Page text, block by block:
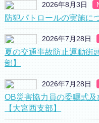
2026年8月3日
防犯パトロールの実施に
2026年7月28日
夏の交通事故防止運動街
部】
2026年7月28日
OB災害協力員の委嘱式
【大宮西支部】